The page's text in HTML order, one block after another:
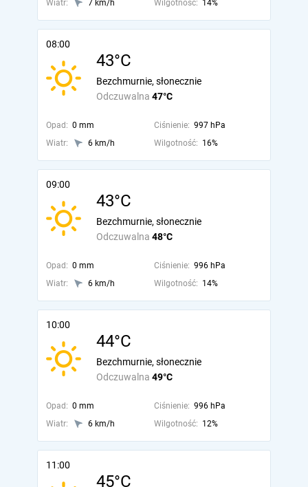
Wiatr: 7 km/h Wilgotność: 14%
08:00
43°C
Odczuwalna 47°C
Bezchmurnie, słonecznie
Opad: 0 mm Ciśnienie: 997 hPa
Wiatr:
6 km/h Wilgotność: 16%
09:00
43°C
Odczuwalna 48°C
Bezchmurnie, słonecznie
Opad: 0 mm Ciśnienie: 996 hPa
Wiatr:
6 km/h Wilgotność: 14%
10:00
44°C
Odczuwalna 49°C
Bezchmurnie, słonecznie
Opad: 0 mm Ciśnienie: 996 hPa
Wiatr:
6 km/h Wilgotność: 12%
11:00
45°C